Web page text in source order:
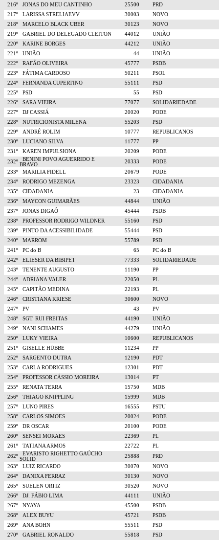
216º
JONAS DO MEU CANTINHO 25500
PRD
217º
LARISSA STRELIAEVV 30003
NOVO
218º
MARCELO BLACK UBER 30123
NOVO
219º
GABRIEL DO DELEGADO CLEITON 44012
UNIÃO
220º
KARINE BORGES 44212
UNIÃO
221º
UNIÃO 44
UNIÃO
222º
RAFÃO OLIVEIRA 45777
PSDB
223º
FÁTIMA CARDOSO 50211
PSOL
224º
FERNANDA CUPERTINO 55111
PSD
225º
PSD 55
PSD
226º
SARA VIEIRA 77077
SOLIDARIEDADE
227º
DJ CASSIÁ 20020
PODE
228º
NUTRICIONISTA MILENA 55203
PSD
229º
ANDRÉ ROLIM 10777
REPUBLICANOS
230º
LUCIANO SILVA 11777
PP
231º
KAREN IMPULSIONA 20209
PODE
232º
BENINI POVO AGUERRIDO E
BRAVO
20333
PODE
233º
MARILIA FIDELL 20679
PODE
234º
RODRIGO MEZENGA 23323
CIDADANIA
235º
CIDADANIA 23
CIDADANIA
236º
MAYCON GUIMARÃES 44844
UNIÃO
237º
JONAS DIGAÔ 45444
PSDB
238º
PROFESSOR RODRIGO WILDNER 55160
PSD
239º
PINTO DA ACESSIBILIDADE 55444
PSD
240º
MARROM 55789
PSD
241º
PC do B 65
PC do B
242º
ELIESER DA BIBIPET 77333
SOLIDARIEDADE
243º
TENENTE AUGUSTO 11190
PP
244º
ADRIANA VALER 22050
PL
245º
CAPITÃO MEDINA 22193
PL
246º
CRISTIANA KRIESE 30600
NOVO
247º
PV 43
PV
248º
SGT. RUI FREITAS 44190
UNIÃO
249º
NANI SCHAMES 44279
UNIÃO
250º
LUKY VIEIRA 10600
REPUBLICANOS
251º
GISELLE HÜBBE 11234
PP
252º
SARGENTO DUTRA 12190
PDT
253º
CARLA RODRIGUES 12301
PDT
254º
PROFESSOR CÁSSIO MOREIRA 13014
PT
255º
RENATA TERRA 15750
MDB
256º
THIAGO KNIPPLING 15999
MDB
257º
LUNO PIRES 16555
PSTU
258º
CARLOS SIMOES 20024
PODE
259º
DR OSCAR 20100
PODE
260º
SENSEI MORAES 22369
PL
261º
TATIANA ARMOS 22722
PL
262º
EVARISTO RIGHETTO GAÚCHO
SOLID
25888
PRD
263º
LUIZ RICARDO 30070
NOVO
264º
DANIXA FERRAZ 30130
NOVO
265º
SUELEN ORTIZ 30520
NOVO
266º
DJ. FÁBIO LIMA 44111
UNIÃO
267º
NYAYA 45500
PSDB
268º
ALEX BUYU 45721
PSDB
269º
ANA BOHN 55511
PSD
270º
GABRIEL RONALDO 55818
PSD